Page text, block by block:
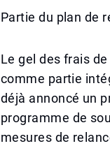
Partie du plan de
Le gel des frais
comme partie
déjà annoncé un
programme de
mesures de